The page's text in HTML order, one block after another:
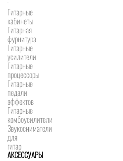
Гитарные
кабинеты
Гитарная
фурнитура
Гитарные
усилители
Гитарные
процессоры
Гитарные
педали
эффектов
Гитарные
комбоусилители
Звукосниматели
для
гитар
АКСЕССУАРЫ